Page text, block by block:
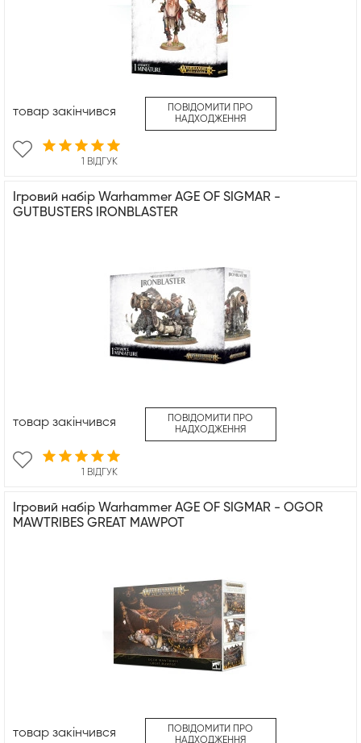
1 ВІДГУК
товар закінчився
ПОВІДОМИТИ ПРО
НАДХОДЖЕННЯ
Ігровий набір Warhammer AGE OF SIGMAR -
GUTBUSTERS IRONBLASTER
1 ВІДГУК
товар закінчився
ПОВІДОМИТИ ПРО
НАДХОДЖЕННЯ
Ігровий набір Warhammer AGE OF SIGMAR - OGOR
MAWTRIBES GREAT MAWPOT
товар закінчився
ПОВІДОМИТИ ПРО
НАДХОДЖЕННЯ